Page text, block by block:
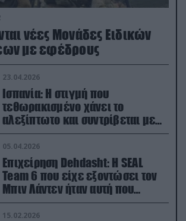
νέες Μονάδες Ειδικών
με εφέδρους
23.04.2026
Ισπανία: Η στιγμή που
τεθωρακισμένο χάνει το
αλεξίπτωτο και συντρίβεται με
ορμή στο έδαφος (βίντεο)
05.04.2026
Επιχείρηση Dehdasht: Η SEAL
Team 6 που είχε εξοντώσει τον
Μπιν Λάντεν ήταν αυτή που
διέσωσε τον πιλότο του F-15
15.02.2026